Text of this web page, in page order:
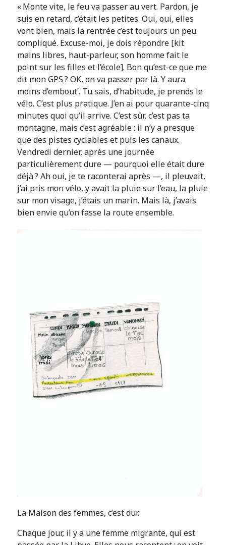
« Monte vite, le feu va passer au vert. Pardon, je
suis en retard, c’était les petites. Oui, oui, elles
vont bien, mais la rentrée c’est toujours un peu
compliqué. Excuse-moi, je dois répondre [kit
mains libres, haut-parleur, son homme fait le
point sur les filles et l’école]. Bon qu’est-ce que me
dit mon GPS ? OK, on va passer par là. Y aura
moins d’embout’. Tu sais, d’habitude, je prends le
vélo. C’est plus pratique. J’en ai pour quarante-cinq
minutes quoi qu’il arrive. C’est sûr, c’est pas ta
montagne, mais c’est agréable : il n’y a presque
que des pistes cyclables et puis les canaux.
Vendredi dernier, après une journée
particulièrement dure — pourquoi elle était dure
déjà ? Ah oui, je te raconterai après —, il pleuvait,
j’ai pris mon vélo, y avait la pluie sur l’eau, la pluie
sur mon visage, j’étais un marin. Mais là, j’avais
bien envie qu’on fasse la route ensemble.
La Maison des femmes, c’est dur.
Chaque jour, il y a une femme migrante, qui est